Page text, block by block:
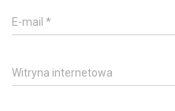
E-mail *
Witryna internetowa